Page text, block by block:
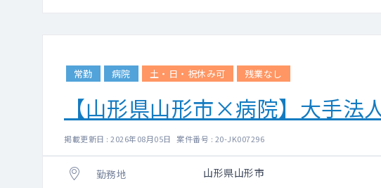
常勤 病院 土・日・祝休み可 残業なし
【山形県山形市×病院】大手法
掲載更新日 : 2026年08月05日 案件番号 : 20-JK007296
勤務地 山形県山形市